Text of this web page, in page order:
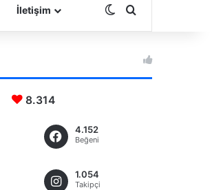
İletişim Dış görünümü
8.314
4.152
Beğeni
1.054
Takipçi